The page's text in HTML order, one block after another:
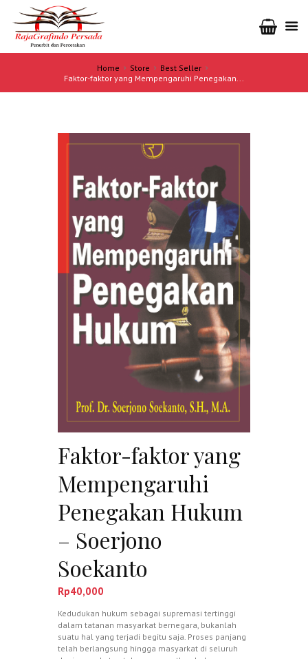
Home Store
Best Seller
Faktor-faktor yang Mempengaruhi Penegakan...
Faktor-faktor yang
Mempengaruhi
Penegakan Hukum
– Soerjono
Soekanto
Rp40,000
Kedudukan hukum sebagai supremasi tertinggi
dalam tatanan masyarkat bernegara, bukanlah
suatu hal yang terjadi begitu saja. Proses panjang
telah berlangsung hingga masyarkat di seluruh